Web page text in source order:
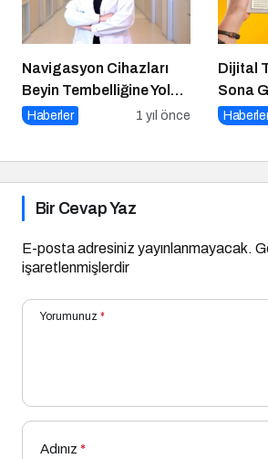
Navigasyon Cihazları
Beyin Tembelliğine Yol
Açıyor mu?
Haberler 1 yıl önce
Dijital
Sona
Bir Cevap Yaz
E-posta adresiniz yayınlanmayacak.
işaretlenmişlerdir
Yorumunuz *
Adınız *